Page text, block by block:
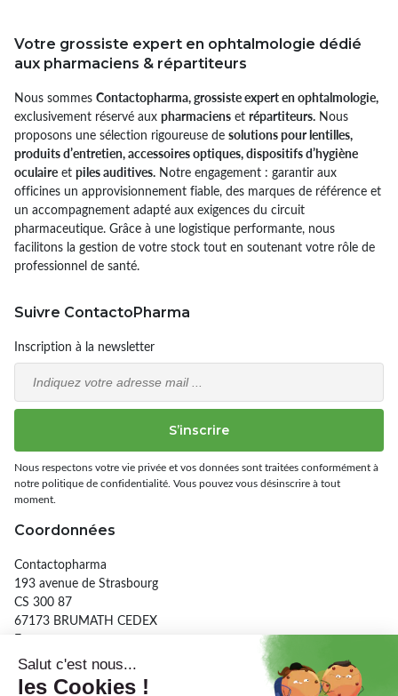
Votre grossiste expert en ophtalmologie dédié
aux pharmaciens & répartiteurs
Nous sommes Contactopharma, grossiste expert en ophtalmologie,
exclusivement réservé aux pharmaciens et répartiteurs. Nous
proposons une sélection rigoureuse de solutions pour lentilles,
produits d’entretien, accessoires optiques, dispositifs d’hygiène
oculaire et piles auditives. Notre engagement : garantir aux
officines un approvisionnement fiable, des marques de référence et
un accompagnement adapté aux exigences du circuit
pharmaceutique. Grâce à une logistique performante, nous
facilitons la gestion de votre stock tout en soutenant votre rôle de
professionnel de santé.
Suivre ContactoPharma
Inscription à la newsletter
Email
S’inscrire
Nous respectons votre vie privée et vos données sont traitées conformément à
notre politique de confidentialité. Vous pouvez vous désinscrire à tout
moment.
Coordonnées
Contactopharma
193 avenue de Strasbourg
CS 300 87
67173 BRUMATH CEDEX
France
03 90 29 26 56